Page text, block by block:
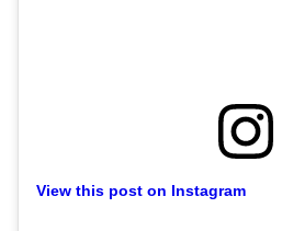
View this post on Instagram